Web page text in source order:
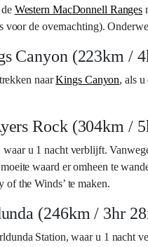
Western MacDonnell Ranges
voor de overnachting).
Canyon (223km /
naarKings Canyon, als
Rock (304km /
u 1 nacht verblijft.
waard er omheen te
of the Winds’ te maken.
(246km / 3hr
Station, waar u 1 nacht